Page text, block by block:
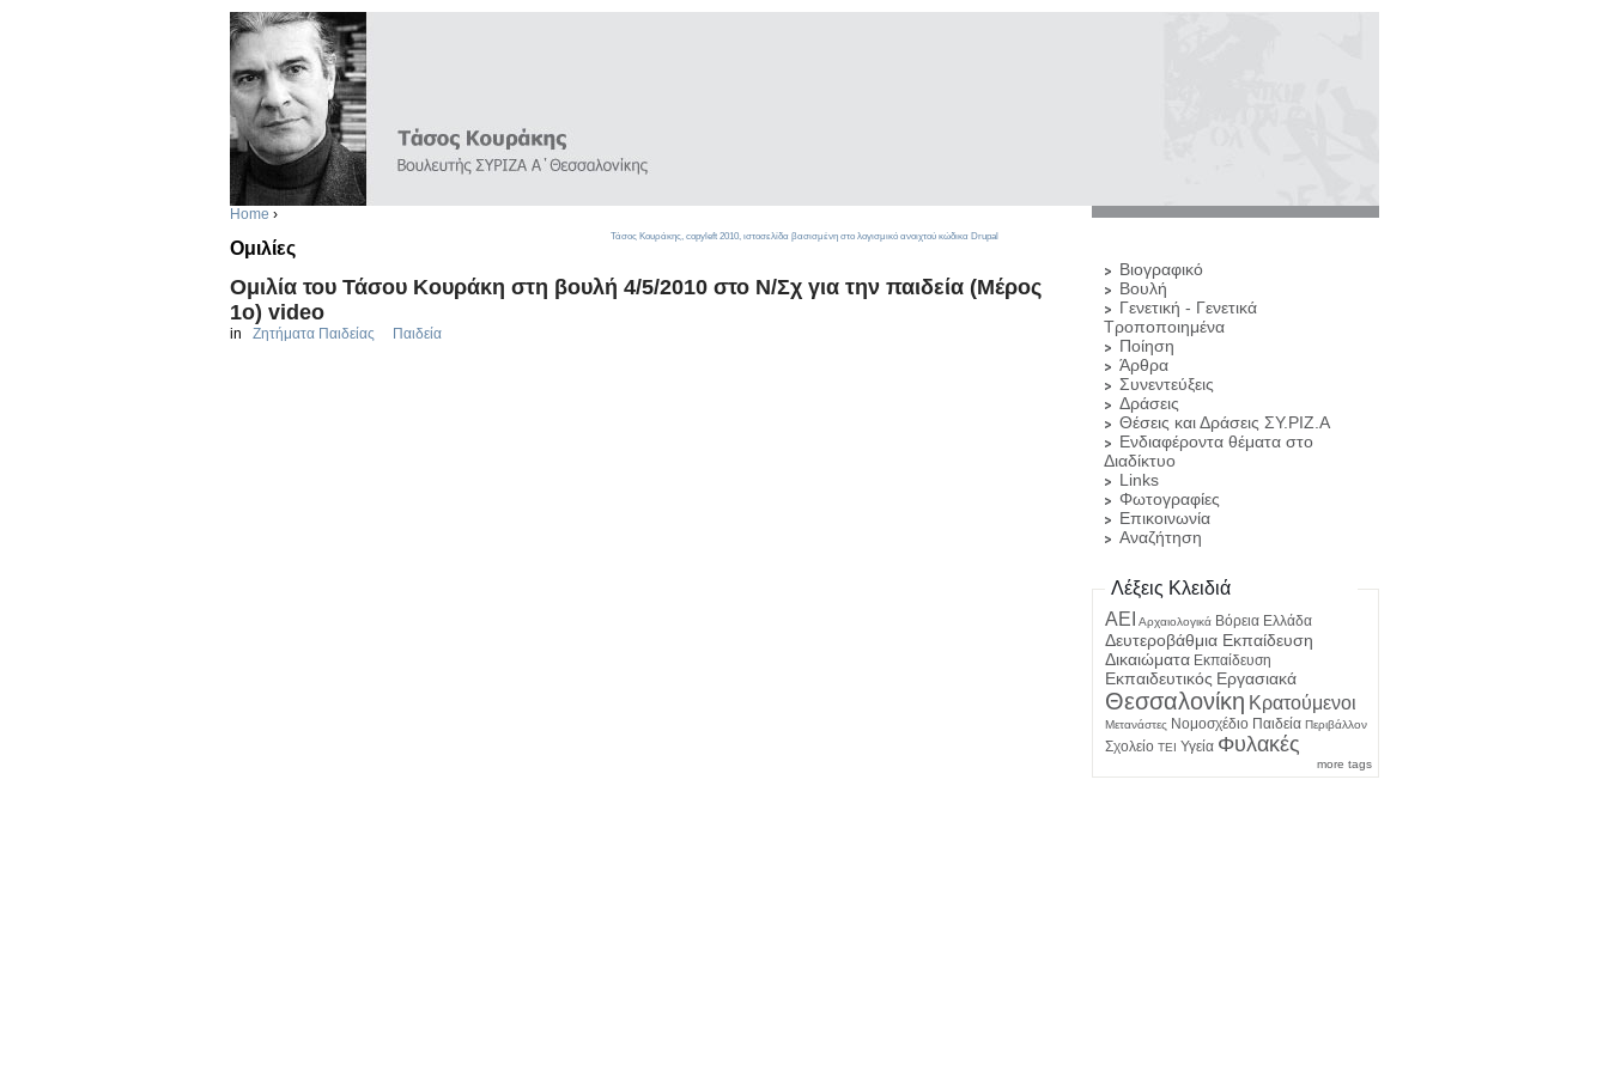
Home ›
Ομιλίες
Ομιλία του Τάσου Κουράκη στη βουλή 4/5/2010 στο Ν/Σχ για την παιδεία (Μέρος
1ο) video
in Ζητήματα Παιδείας Παιδεία
Βιογραφικό
Βουλή
Γενετική - Γενετικά
Τροποποιημένα
Ποίηση
Άρθρα
Συνεντεύξεις
Δράσεις
Θέσεις και Δράσεις ΣΥ.ΡΙΖ.Α
Ενδιαφέροντα θέματα στο
Διαδίκτυο
Links
Φωτογραφίες
Επικοινωνία
Αναζήτηση
Λέξεις Κλειδιά
ΑΕΙ
Αρχαιολογικά Βόρεια Ελλάδα
Δευτεροβάθμια Εκπαίδευση
Δικαιώματα Εκπαίδευση
Εκπαιδευτικός Εργασιακά
Θεσσαλονίκη Κρατούμενοι
Μετανάστες Νομοσχέδιο Παιδεία Περιβάλλον
Σχολείο ΤΕΙ Υγεία Φυλακές
more tags
Τάσος Κουράκης, copyleft 2010, ιστοσελίδα βασισμένη στο λογισμικό ανοιχτού κώδικα Drupal